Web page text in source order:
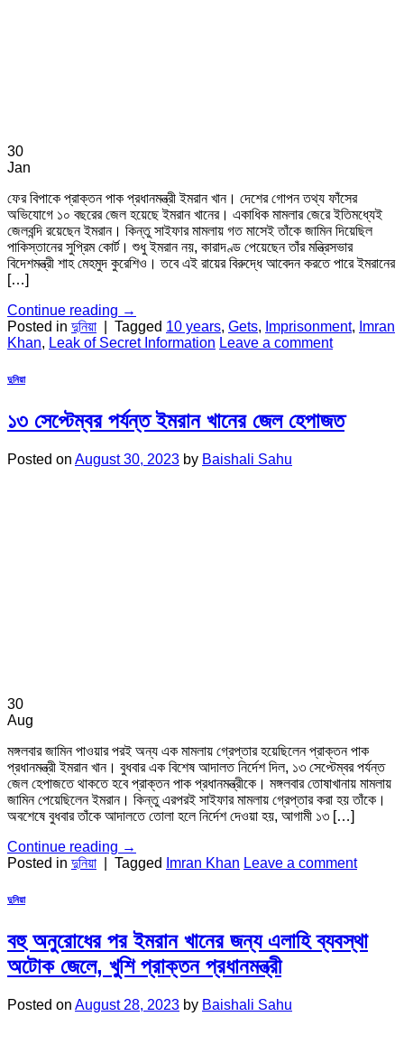
30
Jan
ফের বিপাকে প্রাক্তন পাক প্রধানমন্ত্রী ইমরান খান। দেশের গোপন তথ্য ফাঁসের
অভিযোগে ১০ বছরের জেল হয়েছে ইমরান খানের। একাধিক মামলার জেরে ইতিমধ্যেই
জেলবন্দি রয়েছেন ইমরান। কিন্তু সাইফার মামলায় গত মাসেই তাঁকে জামিন দিয়েছিল
পাকিস্তানের সুপ্রিম কোর্ট। শুধু ইমরান নয়, কারাদণ্ড পেয়েছেন তাঁর মন্ত্রিসভার
বিদেশমন্ত্রী শাহ মেহমুদ কুরেশিও। তবে এই রায়ের বিরুদ্ধে আবেদন করতে পারে ইমরানের
[…]
Continue reading →
Posted in দুনিয়া Tagged 10 years, Gets, Imprisonment, Imran
Khan, Leak of Secret Information Leave a comment
দুনিয়া
১৩ সেপ্টেম্বর পর্যন্ত ইমরান খানের জেল হেপাজত
Posted on August 30, 2023 by Baishali Sahu
30
Aug
মঙ্গলবার জামিন পাওয়ার পরই অন্য এক মামলায় গ্রেপ্তার হয়েছিলেন প্রাক্তন পাক
প্রধানমন্ত্রী ইমরান খান। বুধবার এক বিশেষ আদালত নির্দেশ দিল, ১৩ সেপ্টেম্বর পর্যন্ত
জেল হেপাজতে থাকতে হবে প্রাক্তন পাক প্রধানমন্ত্রীকে। মঙ্গলবার তোষাখানায় মামলায়
জামিন পেয়েছিলেন ইমরান। কিন্তু এরপরই সাইফার মামলায় গ্রেপ্তার করা হয় তাঁকে।
অবশেষে বুধবার তাঁকে আদালতে তোলা হলে নির্দেশ দেওয়া হয়, আগামী ১৩ […]
Continue reading →
Posted in দুনিয়া Tagged Imran Khan Leave a comment
দুনিয়া
বহু অনুরোধের পর ইমরান খানের জন্য এলাহি ব্যবস্থা
অটোক জেলে, খুশি প্রাক্তন প্রধানমন্ত্রী
Posted on August 28, 2023 by Baishali Sahu